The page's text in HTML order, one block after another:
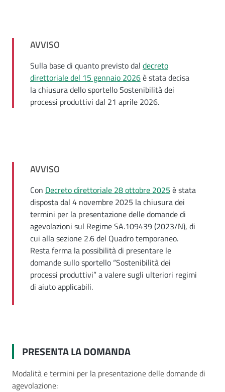
AVVISO
Sulla base di quanto previsto dal decreto
direttoriale del 15 gennaio 2026è stata decisa
la chiusura dello sportello Sostenibilità dei
processi produttivi dal 21 aprile 2026.
AVVISO
Con Decreto direttoriale 28 ottobre 2025 è stata
disposta dal 4 novembre 2025 la chiusura dei
termini per la presentazione delle domande di
agevolazioni sul Regime SA.109439 (2023/N), di
cui alla sezione 2.6 del Quadro temporaneo.
Resta ferma la possibilità di presentare le
domande sullo sportello “Sostenibilità dei
processi produttivi” a valere sugli ulteriori regimi
di aiuto applicabili.
PRESENTA LA DOMANDA
Modalità e termini per la presentazione delle domande di
agevolazione: